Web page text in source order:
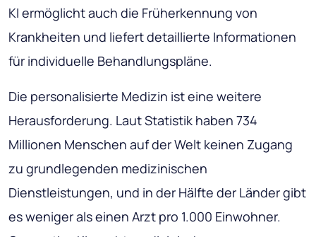
KI ermöglicht auch die Früherkennung von
Krankheiten und liefert detaillierte Informationen
für individuelle Behandlungspläne.
Die personalisierte Medizin ist eine weitere
Herausforderung. Laut Statistik haben 734
Millionen Menschen auf der Welt keinen Zugang
zu grundlegenden medizinischen
Dienstleistungen, und in der Hälfte der Länder gibt
es weniger als einen Arzt pro 1.000 Einwohner.